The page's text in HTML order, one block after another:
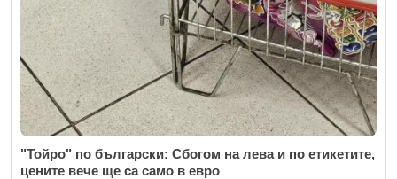
"Тойро" по български: Сбогом на лева и по етикетите,
цените вече ще са само в евро